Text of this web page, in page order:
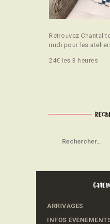
Retrouvez Chantal
midi pour les
24€ les 3 heures
ARRIVAGES
INFOS